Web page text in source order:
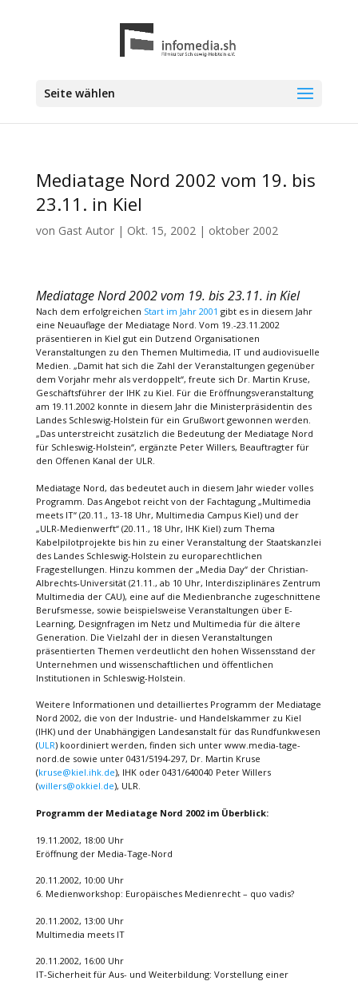
Seite wählen
Mediatage Nord 2002 vom 19. bis
23.11. in Kiel
von Gast Autor| Okt. 15, 2002| oktober 2002
Mediatage Nord 2002 vom 19. bis 23.11. in Kiel
Nach dem erfolgreichen Start im Jahr 2001 gibt es in diesem Jahr
eine Neuauflage der Mediatage Nord. Vom 19.-23.11.2002
präsentieren in Kiel gut ein Dutzend Organisationen
Veranstaltungen zu den Themen Multimedia, IT und audiovisuelle
Medien. „Damit hat sich die Zahl der Veranstaltungen gegenüber
dem Vorjahr mehr als verdoppelt“, freute sich Dr. Martin Kruse,
Geschäftsführer der IHK zu Kiel. Für die Eröffnungsveranstaltung
am 19.11.2002 konnte in diesem Jahr die Ministerpräsidentin des
Landes Schleswig-Holstein für ein Grußwort gewonnen werden.
„Das unterstreicht zusätzlich die Bedeutung der Mediatage Nord
für Schleswig-Holstein“, ergänzte Peter Willers, Beauftragter für
den Offenen Kanal der ULR.
Mediatage Nord, das bedeutet auch in diesem Jahr wieder volles
Programm. Das Angebot reicht von der Fachtagung „Multimedia
meets IT“ (20.11., 13-18 Uhr, Multimedia Campus Kiel) und der
„ULR-Medienwerft“ (20.11., 18 Uhr, IHK Kiel) zum Thema
Kabelpilotprojekte bis hin zu einer Veranstaltung der Staatskanzlei
des Landes Schleswig-Holstein zu europarechtlichen
Fragestellungen. Hinzu kommen der „Media Day“ der Christian-
Albrechts-Universität (21.11., ab 10 Uhr, Interdisziplinäres Zentrum
Multimedia der CAU), eine auf die Medienbranche zugeschnittene
Berufsmesse, sowie beispielsweise Veranstaltungen über E-
Learning, Designfragen im Netz und Multimedia für die ältere
Generation. Die Vielzahl der in diesen Veranstaltungen
präsentierten Themen verdeutlicht den hohen Wissensstand der
Unternehmen und wissenschaftlichen und öffentlichen
Institutionen in Schleswig-Holstein.
Weitere Informationen und detailliertes Programm der Mediatage
Nord 2002, die von der Industrie- und Handelskammer zu Kiel
(IHK) und der Unabhängigen Landesanstalt für das Rundfunkwesen
(ULR) koordiniert werden, finden sich unter www.media-tage-
nord.de sowie unter 0431/5194-297, Dr. Martin Kruse
(kruse@kiel.ihk.de), IHK oder 0431/640040 Peter Willers
(willers@okkiel.de), ULR.
Programm der Mediatage Nord 2002 im Überblick:
19.11.2002, 18:00 Uhr
Eröffnung der Media-Tage-Nord
20.11.2002, 10:00 Uhr
6. Medienworkshop: Europäisches Medienrecht – quo vadis?
20.11.2002, 13:00 Uhr
Multimedia meets IT
20.11.2002, 16:00 Uhr
IT-Sicherheit für Aus- und Weiterbildung: Vorstellung einer